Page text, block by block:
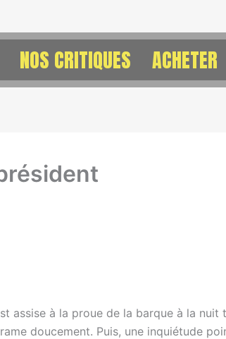
NOS CRITIQUES ACHETER
assise à la proue de la barque à la nuit
doucement. Puis, une inquiétude